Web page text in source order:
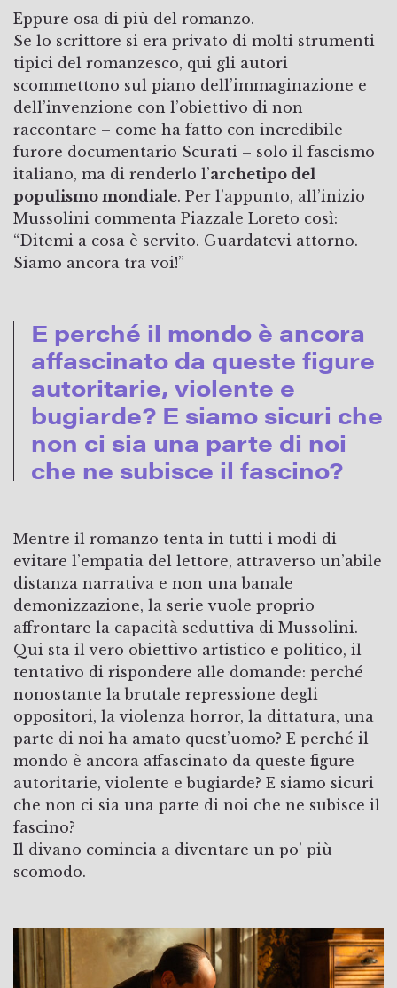
Eppure osa di più del romanzo.
Se lo scrittore si era privato di molti strumenti
tipici del romanzesco, qui gli autori
scommettono sul piano dell’immaginazione e
dell’invenzione con l’obiettivo di non
raccontare – come ha fatto con incredibile
furore documentario Scurati – solo il fascismo
italiano, ma di renderlo l’archetipo del
populismo mondiale. Per l’appunto, all’inizio
Mussolini commenta Piazzale Loreto così:
“Ditemi a cosa è servito. Guardatevi attorno.
Siamo ancora tra voi!”
E perché il mondo è ancora
affascinato da queste figure
autoritarie, violente e
bugiarde? E siamo sicuri che
non ci sia una parte di noi
che ne subisce il fascino?
Mentre il romanzo tenta in tutti i modi di
evitare l’empatia del lettore, attraverso un’abile
distanza narrativa e non una banale
demonizzazione, la serie vuole proprio
affrontare la capacità seduttiva di Mussolini.
Qui sta il vero obiettivo artistico e politico, il
tentativo di rispondere alle domande: perché
nonostante la brutale repressione degli
oppositori, la violenza horror, la dittatura, una
parte di noi ha amato quest’uomo? E perché il
mondo è ancora affascinato da queste figure
autoritarie, violente e bugiarde? E siamo sicuri
che non ci sia una parte di noi che ne subisce il
fascino?
Il divano comincia a diventare un po’ più
scomodo.